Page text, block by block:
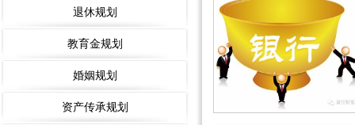
退休规划
教育金规划
婚姻规划
资产传承规划